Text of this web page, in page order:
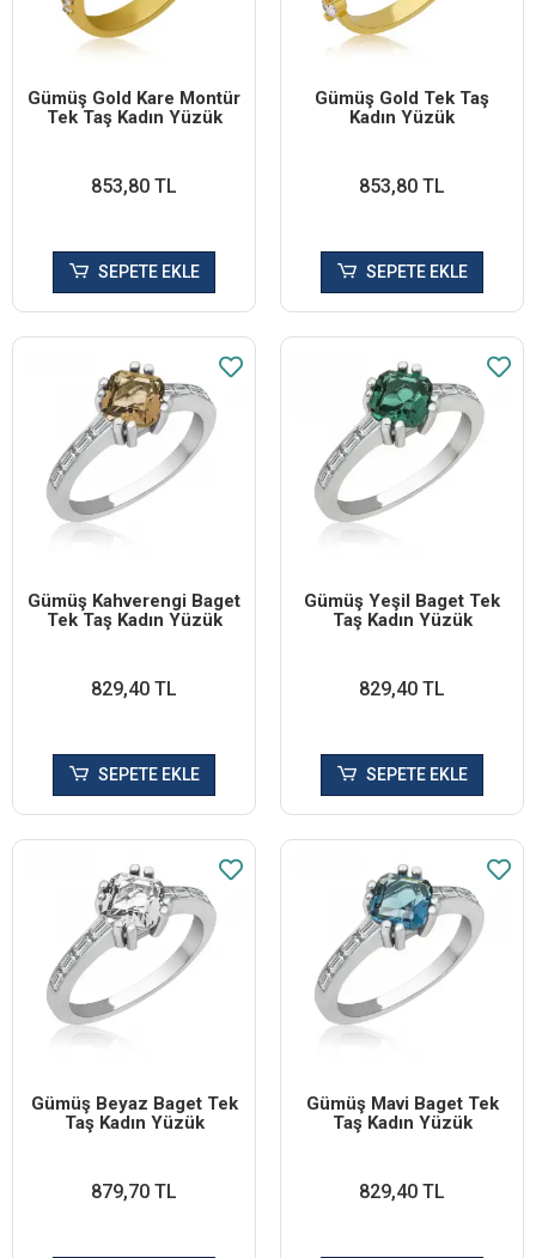
Gümüş Gold Kare Montür
Tek Taş Kadın Yüzük
853,80 TL
SEPETE EKLE
Gümüş Gold Tek Taş
Kadın Yüzük
853,80 TL
SEPETE EKLE
Gümüş Kahverengi Baget
Tek Taş Kadın Yüzük
829,40 TL
SEPETE EKLE
Gümüş Yeşil Baget Tek
Taş Kadın Yüzük
829,40 TL
SEPETE EKLE
Gümüş Beyaz Baget Tek
Taş Kadın Yüzük
879,70 TL
Gümüş Mavi Baget Tek
Taş Kadın Yüzük
829,40 TL